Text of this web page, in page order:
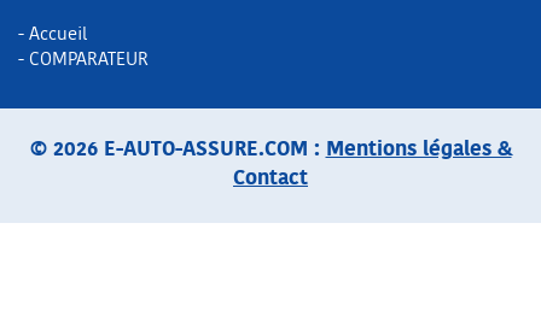
- Accueil
- COMPARATEUR
© 2026 E-AUTO-ASSURE.COM : Mentions légales &
Contact